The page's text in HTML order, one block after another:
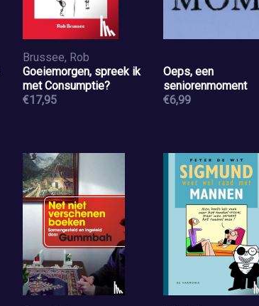
Brussee, Rob
Goeiemorgen, spreek ik
met Consumptie?
€17,95
Oeps, een
seniorenmoment
€6,99